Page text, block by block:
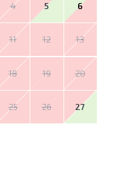
4 5 6
11 12 13
18 19 20
25 26 27